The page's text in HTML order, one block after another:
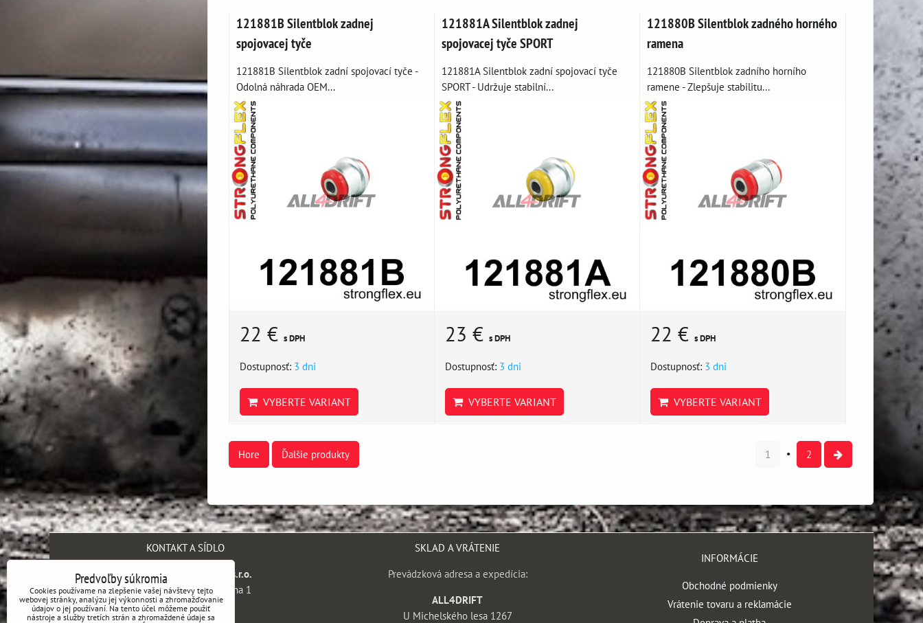
121881B Silentblok zadnej
spojovacej tyče
121881B Silentblok zadní spojovací tyče -
Odolná náhrada OEM...
22 € s DPH
Dostupnosť: 3 dni
VYBERTE VARIANT
121881A Silentblok zadnej
spojovacej tyče SPORT
121881A Silentblok zadní spojovací tyče
SPORT - Udržuje stabilní...
23 € s DPH
Dostupnosť: 3 dni
VYBERTE VARIANT
121880B Silentblok zadného horného
ramena
121880B Silentblok zadního horního
ramene - Zlepšuje stabilitu...
22 €s DPH
Dostupnosť: 3 dni
VYBERTE VARIANT
Hore Ďalšie produkty 1 2
KONTAKT A SÍDLO
SH engineering company s.r.o.
Kaprova 42/14, 110 00 Praha 1
Česká republika
SKLAD A VRÁTENIE
Prevádzková adresa a expedícia:
ALL4DRIFT
U Michelského lesa 1267
INFORMÁCIE
Obchodné podmienky
Vrátenie tovaru a reklamácie
Predvoľby súkromia
Cookies používame na zlepšenie vašej návštevy tejto
webovej stránky, analýzu jej výkonnosti a zhromažďovanie
údajov o jej používaní. Na tento účel môžeme použiť
nástroje a služby tretích strán a zhromaždené údaje sa